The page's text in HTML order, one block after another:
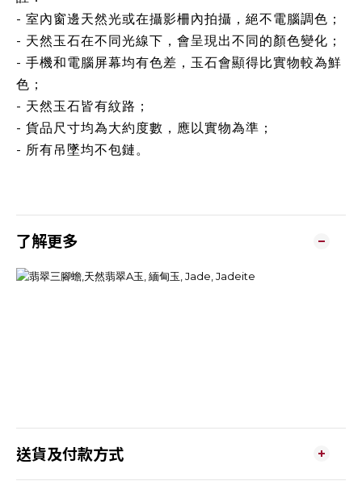
- 室內窗邊天然光或在攝影柵內拍攝，絕不電腦調色；
- 天然玉石在不同光線下，會呈現出不同的顏色變化；
- 手機和電腦屏幕均有色差，玉石會顯得比實物較為鮮
色；
- 天然玉石皆有紋路；
- 貨品尺寸均為大約度數，應以實物為準；
- 所有吊墜均不包鏈。
了解更多
送貨及付款方式